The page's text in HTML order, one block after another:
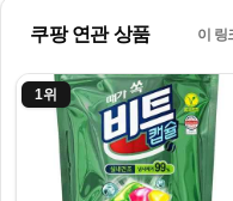
쿠팡 연관 상품 이 링
1위